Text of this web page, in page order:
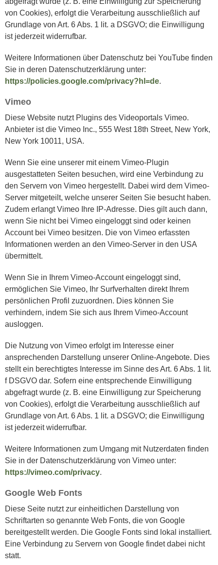
von Cookies), erfolgt die Verarbeitung ausschließlich auf
Grundlage von Art. 6 Abs. 1 lit. a DSGVO; die Einwilligung
ist jederzeit widerrufbar.
Weitere Informationen über Datenschutz bei YouTube finden
Sie in deren Datenschutzerklärung unter:
https://policies.google.com/privacy?hl=de.
Vimeo
Diese Website nutzt Plugins des Videoportals Vimeo.
Anbieter ist die Vimeo Inc., 555 West 18th Street, New York,
New York 10011, USA.
Wenn Sie eine unserer mit einem Vimeo-Plugin
ausgestatteten Seiten besuchen, wird eine Verbindung zu
den Servern von Vimeo hergestellt. Dabei wird dem Vimeo-
Server mitgeteilt, welche unserer Seiten Sie besucht haben.
Zudem erlangt Vimeo Ihre IP-Adresse. Dies gilt auch dann,
wenn Sie nicht bei Vimeo eingeloggt sind oder keinen
Account bei Vimeo besitzen. Die von Vimeo erfassten
Informationen werden an den Vimeo-Server in den USA
übermittelt.
Wenn Sie in Ihrem Vimeo-Account eingeloggt sind,
ermöglichen Sie Vimeo, Ihr Surfverhalten direkt Ihrem
persönlichen Profil zuzuordnen. Dies können Sie
verhindern, indem Sie sich aus Ihrem Vimeo-Account
ausloggen.
Die Nutzung von Vimeo erfolgt im Interesse einer
ansprechenden Darstellung unserer Online-Angebote. Dies
stellt ein berechtigtes Interesse im Sinne des Art. 6 Abs. 1 lit.
f DSGVO dar. Sofern eine entsprechende Einwilligung
abgefragt wurde (z. B. eine Einwilligung zur Speicherung
von Cookies), erfolgt die Verarbeitung ausschließlich auf
Grundlage von Art. 6 Abs. 1 lit. a DSGVO; die Einwilligung
ist jederzeit widerrufbar.
Weitere Informationen zum Umgang mit Nutzerdaten finden
Sie in der Datenschutzerklärung von Vimeo unter:
https://vimeo.com/privacy.
Google Web Fonts
Diese Seite nutzt zur einheitlichen Darstellung von
Schriftarten so genannte Web Fonts, die von Google
bereitgestellt werden. Die Google Fonts sind lokal installiert.
Eine Verbindung zu Servern von Google findet dabei nicht
statt.